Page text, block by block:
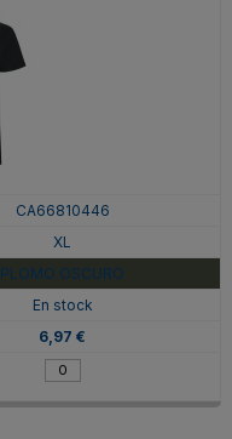
CA66810446
XL
PLOMO OSCURO
En stock
6,97 €